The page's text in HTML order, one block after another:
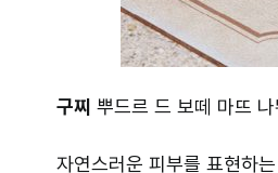
구찌 뿌드르 드 보떼 마뜨
자연스러운 피부를 표현하